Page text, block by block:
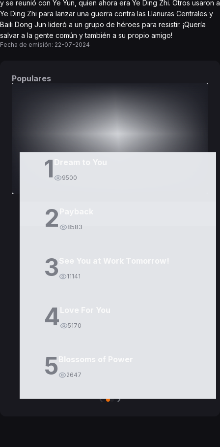
y se reunió con Ye Yun, quien ahora era Ye Ding Zhi. Otros usaron a
Ye Ding Zhi para lanzar una guerra contra las Llanuras Centrales y
Baili Dong Jun lideró a un grupo de héroes para resistir. ¡Quería
salvar a la gente común y también a su propio amigo!
Fecha de emisión: 22-07-2024
Populares
1 9500
2 8583
3See You at Work Tomorrow!
11141
4Love For You
5170
5Blossoms of Power
2647